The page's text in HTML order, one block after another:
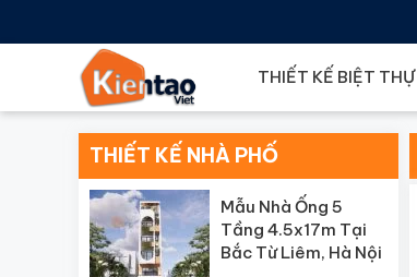
THIẾT KẾ BIỆT THỰ
THIẾT KẾ NHÀ PHỐ
Mẫu Nhà Ống 5
Tầng 4.5x17m Tại
Bắc Từ Liêm, Hà Nội